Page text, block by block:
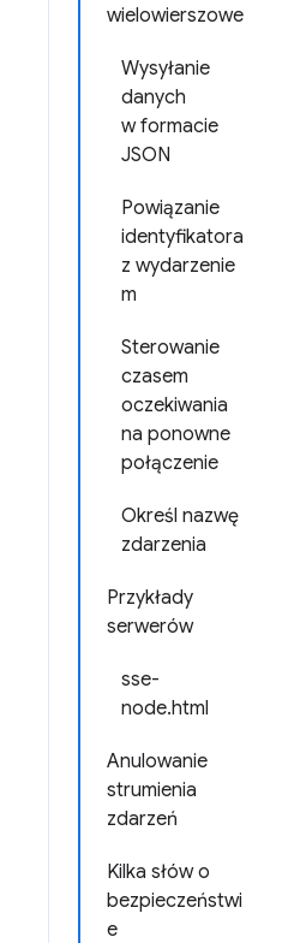
wielowierszowe
Wysyłanie
danych
w formacie
JSON
Powiązanie
identyfikatora
z wydarzenie
m
Sterowanie
czasem
oczekiwania
na ponowne
połączenie
Określ nazwę
zdarzenia
Przykłady
serwerów
sse-
node.html
Anulowanie
strumienia
zdarzeń
Kilka słów o
bezpieczeństwi
e